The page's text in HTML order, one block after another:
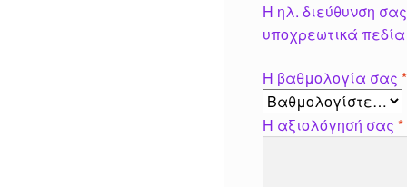
Η ηλ. διεύθυνση
υποχρεωτικά
Η βαθμολογία σας*
Η αξιολόγησή σας*